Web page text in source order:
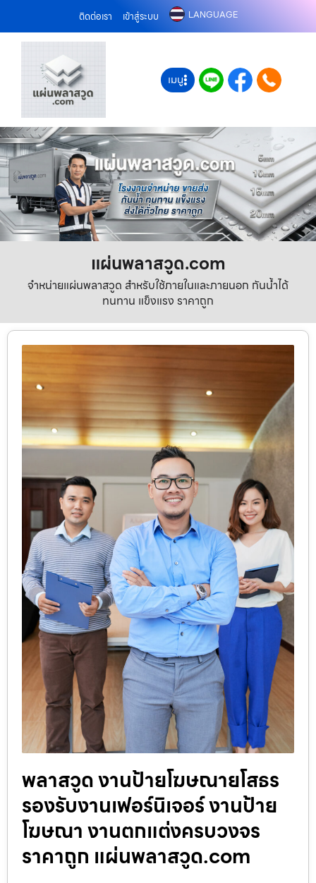
ติดต่อเรา เข้าสู่ระบบ LANGUAGE
เมนู
แผ่นพลาสวูด.com
จำหน่ายแผ่นพลาสวูด สำหรับใช้ภายในและภายนอก กันน้ำได้
ทนทาน แข็งแรง ราคาถูก
พลาสวูด งานป้ายโฆษณายโสธร
รองรับงานเฟอร์นิเจอร์ งานป้าย
โฆษณา งานตกแต่งครบวงจร
ราคาถูก แผ่นพลาสวูด.com